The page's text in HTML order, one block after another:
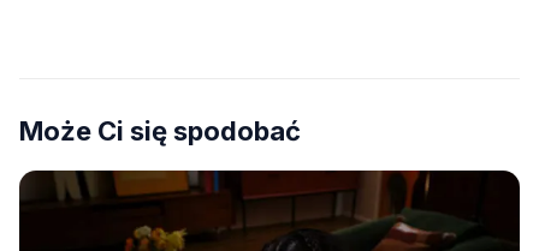
Może Ci się spodobać